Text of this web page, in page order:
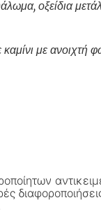
οξείδια
με ανοιχτή